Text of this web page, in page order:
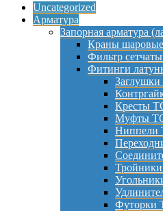
Uncategorized
Арматура
Запорная арматура
Краны
Фильтр
Фитинги
Заглушки
Кресты
Муфты
Ниппели
Футорки